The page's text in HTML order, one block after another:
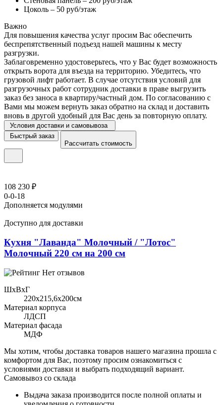
Цоколь – 50 руб/этаж
Важно
Для повышения качества услуг просим Вас обеспечить
беспрепятственный подъезд нашей машины к месту
разгрузки.
Заблаговременно удостоверьтесь, что у Вас будет возможность
открыть ворота для въезда на территорию. Убедитесь, что
грузовой лифт работает. В случае отсутствия условий для
разгрузочных работ сотрудник доставки в праве выгрузить
заказ без заноса в квартиру/частный дом. По согласованию с
Вами мы можем вернуть заказ обратно на склад и доставить
вновь в другой удобный для Вас день за повторную оплату.
Условия доставки и самовывоза
Быстрый заказ
Рассчитать стоимость
108 230 ₽
0-0-18
Дополняется модулями
Доступно для доставки
Кухня "Лаванда" Молочный / "Лотос"
Молочный 220 см на 200 см
Нет отзывов
ШхВхГ
220x215,6х200см
Материал корпуса
ЛДСП
Материал фасада
МДФ
Мы хотим, чтобы доставка товаров нашего магазина прошла с
комфортом для Вас, поэтому просим ознакомиться с
условиями доставки и выбрать подходящий вариант.
Самовывоз со склада
Выдача заказа производится после полной оплаты и